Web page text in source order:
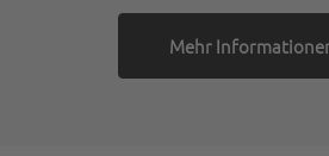
Mehr